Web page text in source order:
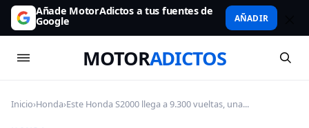
Añade MotorAdictos a tus fuentes de
Google AÑADIR
MOTORADICTOS
Inicio›Honda›Este Honda S2000 llega a 9.300 vueltas, una...